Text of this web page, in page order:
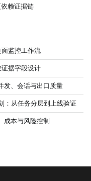
赖证据链
监控工作流
据字段设计
发、会话与出口质量
：从任务分层到上线验证
成本与风险控制